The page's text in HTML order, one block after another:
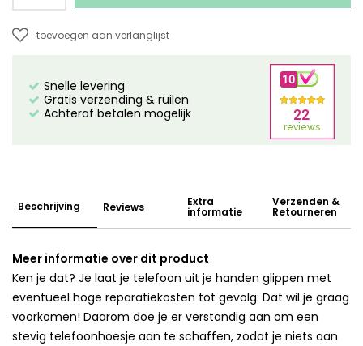
toevoegen aan verlanglijst
Snelle levering
Gratis verzending & ruilen
Achteraf betalen mogelijk
Beschrijving Reviews Extra
informatie
Verzenden &
Retourneren
Meer informatie over dit product
Ken je dat? Je laat je telefoon uit je handen glippen met
eventueel hoge reparatiekosten tot gevolg. Dat wil je graag
voorkomen! Daarom doe je er verstandig aan om een
stevig telefoonhoesje aan te schaffen, zodat je niets aan